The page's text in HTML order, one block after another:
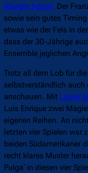
Abwehr hervor. Der
sowie sein gutes
etwas wie der Fels in
dass der 30-Jährige
Ensemble jeglichen
Trotz all dem Lob für
selbstverständlich auch
anschauen. Mit Lionel
Luis Enrique zwei
eigenen Reihen. An
letzten vier Spielen war
beiden Südamerikaner
recht klares Muster
Pulga‘ in diesen vier